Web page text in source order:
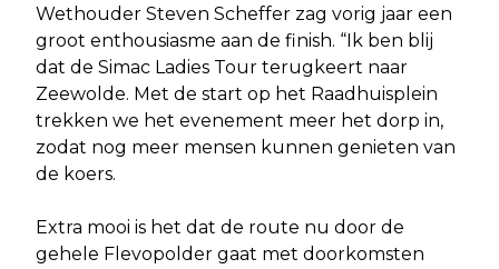
Wethouder Steven Scheffer zag vorig jaar een
groot enthousiasme aan de finish. “Ik ben blij
dat de Simac Ladies Tour terugkeert naar
Zeewolde. Met de start op het Raadhuisplein
trekken we het evenement meer het dorp in,
zodat nog meer mensen kunnen genieten van
de koers.
Extra mooi is het dat de route nu door de
gehele Flevopolder gaat met doorkomsten